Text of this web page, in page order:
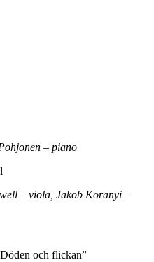
– piano
– viola, Jakob Koranyi –
och flickan”